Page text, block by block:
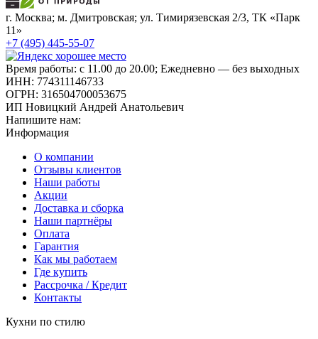
г. Москва; м. Дмитровская; ул. Тимирязевская 2/3, ТК «Парк
11»
+7 (495) 445-55-07
Время работы: с 11.00 до 20.00; Ежедневно — без выходных
ИНН: 774311146733
ОГРН: 316504700053675
ИП Новицкий Андрей Анатольевич
Напишите нам:
Информация
О компании
Отзывы клиентов
Наши работы
Акции
Доставка и сборка
Наши партнёры
Оплата
Гарантия
Как мы работаем
Где купить
Рассрочка / Кредит
Контакты
Кухни по стилю